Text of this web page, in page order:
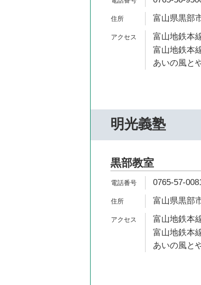
富山県黒部
富山地鉄本
富山地鉄本
あいの風と
明光義塾
黒部教室
0765-57-
富山県黒部
富山地鉄本
富山地鉄本
あいの風と